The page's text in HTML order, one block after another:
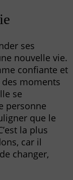
ses
nouvelle vie.
confiante et
des moments
se
personne
que le
la plus
car il
changer,